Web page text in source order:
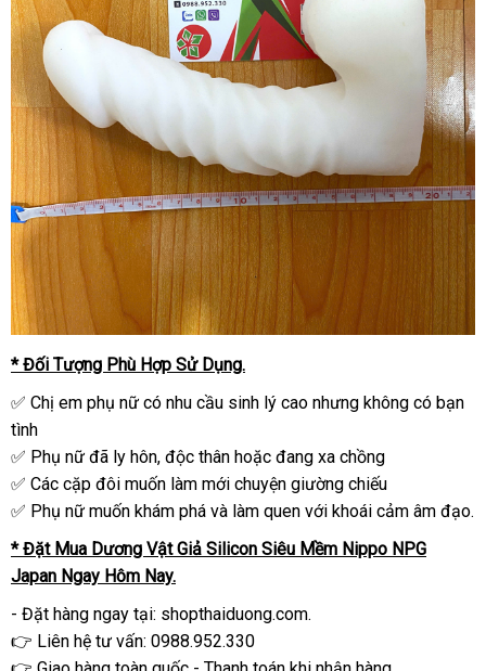
* Đối Tượng Phù Hợp Sử Dụng.
✅ Chị em phụ nữ có nhu cầu sinh lý cao nhưng không có bạn
tình
✅ Phụ nữ đã ly hôn, độc thân hoặc đang xa chồng
✅ Các cặp đôi muốn làm mới chuyện giường chiếu
✅ Phụ nữ muốn khám phá và làm quen với khoái cảm âm đạo.
* Đặt Mua Dương Vật Giả Silicon Siêu Mềm Nippo NPG
Japan Ngay Hôm Nay.
- Đặt hàng ngay tại: shopthaiduong.com.
👉 Liên hệ tư vấn: 0988.952.330